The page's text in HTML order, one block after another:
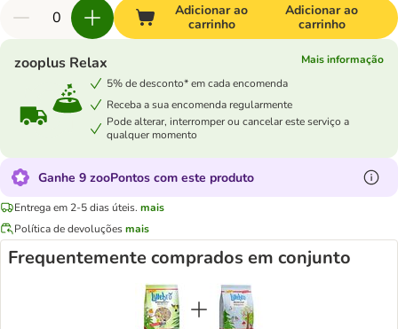
Adicionar ao
carrinho
Adicionar ao
carrinho
zooplus Relax
Mais informação
5% de desconto* em cada encomenda
Receba a sua encomenda regularmente
Pode alterar, interromper ou cancelar este serviço a
qualquer momento
Ganhe 9 zooPontos com este produto
Entrega em 2-5 dias úteis. mais
Política de devoluçõesmais
Frequentemente comprados em conjunto